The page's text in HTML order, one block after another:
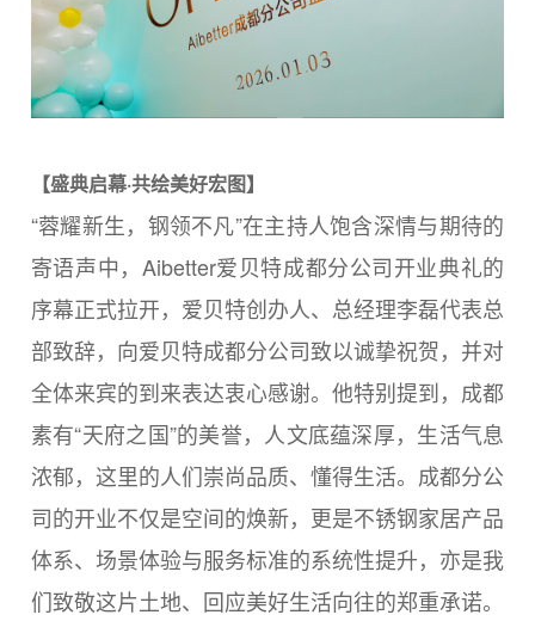
【盛典启幕·共绘美好宏图】
“蓉耀新生，钢领不凡”在主持人饱含深情与期待的
寄语声中，Aibetter爱贝特成都分公司开业典礼的
序幕正式拉开，爱贝特创办人、总经理李磊代表总
部致辞，向爱贝特成都分公司致以诚挚祝贺，并对
全体来宾的到来表达衷心感谢。他特别提到，成都
素有“天府之国”的美誉，人文底蕴深厚，生活气息
浓郁，这里的人们崇尚品质、懂得生活。成都分公
司的开业不仅是空间的焕新，更是不锈钢家居产品
体系、场景体验与服务标准的系统性提升，亦是我
们致敬这片土地、回应美好生活向往的郑重承诺。